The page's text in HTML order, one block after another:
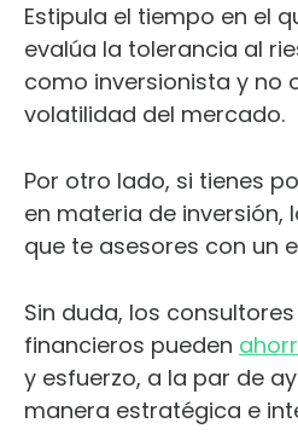
Estipula el tiempo en el
evalúa la tolerancia al
como inversionista y no
volatilidad del mercado.
Por otro lado, si tienes
en materia de inversión,
que te asesores con un
Sin duda, los
financieros pueden
y esfuerzo, a la par de
manera estratégica e